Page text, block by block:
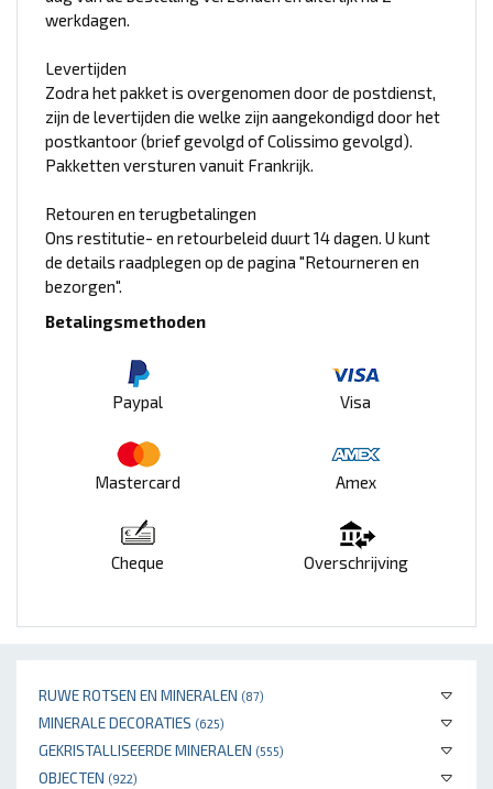
RUWE ROTSEN EN MINERALEN (87)
MINERALE DECORATIES (625)
GEKRISTALLISEERDE MINERALEN (555)
OBJECTEN (922)
werkdagen.
Levertijden
Zodra het pakket is overgenomen door de postdienst,
zijn de levertijden die welke zijn aangekondigd door het
postkantoor (brief gevolgd of Colissimo gevolgd).
Pakketten versturen vanuit Frankrijk.
Retouren en terugbetalingen
Ons restitutie- en retourbeleid duurt 14 dagen. U kunt
de details raadplegen op de pagina "Retourneren en
bezorgen".
Betalingsmethoden
Paypal Visa
Mastercard Amex
Cheque Overschrijving